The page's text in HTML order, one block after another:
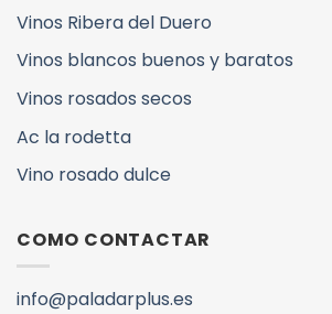
Vinos Ribera del Duero
Vinos blancos buenos y baratos
Vinos rosados secos
Ac la rodetta
Vino rosado dulce
COMO CONTACTAR
info@paladarplus.es